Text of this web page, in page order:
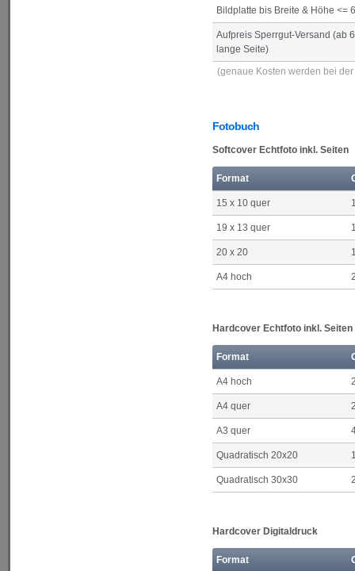
Bildplatte bis Breite & Höhe <=
Aufpreis Sperrgut-Versand (ab
lange Seite)
(genaue Kosten werden bei
Fotobuch
Softcover Echtfoto inkl. Seiten
Format
15 x 10 quer
19 x 13 quer
20 x 20
A4 hoch
Hardcover Echtfoto inkl. Seiten
Format
A4 hoch
A4 quer
A3 quer
Quadratisch 20x20
Quadratisch 30x30
Hardcover Digitaldruck
Format